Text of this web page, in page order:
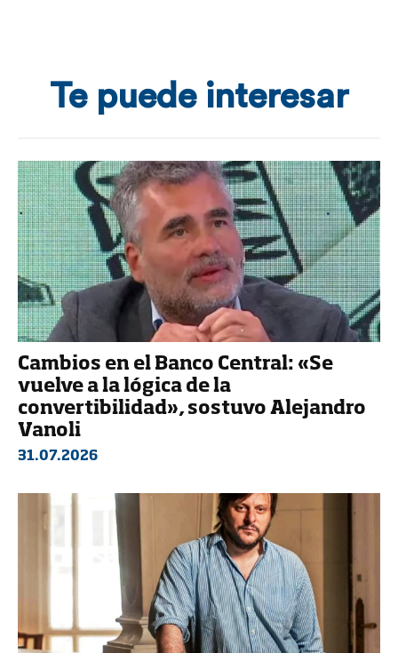
Te puede interesar
Cambios en el Banco Central: «Se
vuelve a la lógica de la
convertibilidad», sostuvo Alejandro
Vanoli
31.07.2026